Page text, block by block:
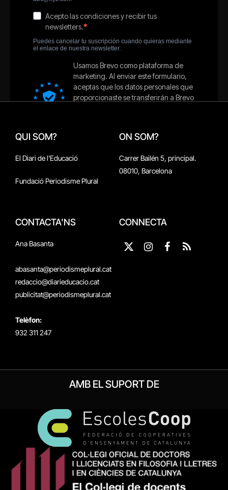
QUI SOM?
El Diari de l'Educació
Fundació Periodisme Plural
ON SOM?
Carrer Bailén 5, principal.
08010, Barcelona
CONTACTA'NS
Ana Basanta
abasanta@periodismeplural.cat
redaccio@diarieducacio.cat
publicitat@periodismeplural.cat
Telèfon:
932 311 247
CONNECTA
X
InstagramFacebook
RSS
AMB EL SUPORT DE